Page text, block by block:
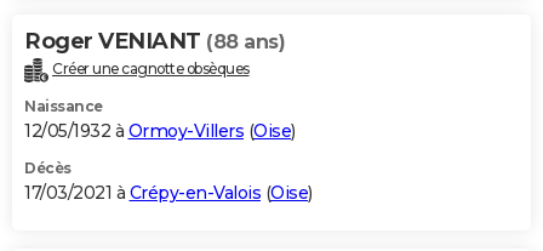
Roger VENIANT (88 ans)
Créer une cagnotte obsèques
Naissance
12/05/1932 à Ormoy-Villers (Oise)
Décès
17/03/2021 à Crépy-en-Valois (Oise)